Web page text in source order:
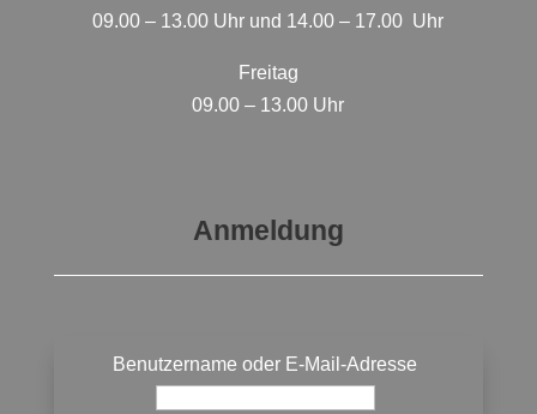
09.00 – 13.00 Uhr und 14.00 – 17.00 Uhr
Freitag
09.00 – 13.00 Uhr
Anmeldung
Benutzername oder E-Mail-Adresse